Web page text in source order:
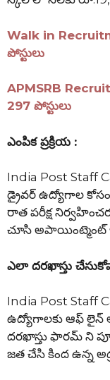
Walk in
పోస్టులు
APMSRB
297 పోస్టులు
ఎంపిక ప్రక్రియ :
India Post Staff
డ్రైవర్ ఉద్యోగాల కోసం
రాత పరీక్ష
చూసి అపాయింట్మెంట్
ఎలా దరఖాస్తు
India Post Staff
ఉద్యోగాలకు ఆఫ్ లైన్
దరఖాస్తు ఫారమ్ ని
జత చేసి కింద ఉన్న